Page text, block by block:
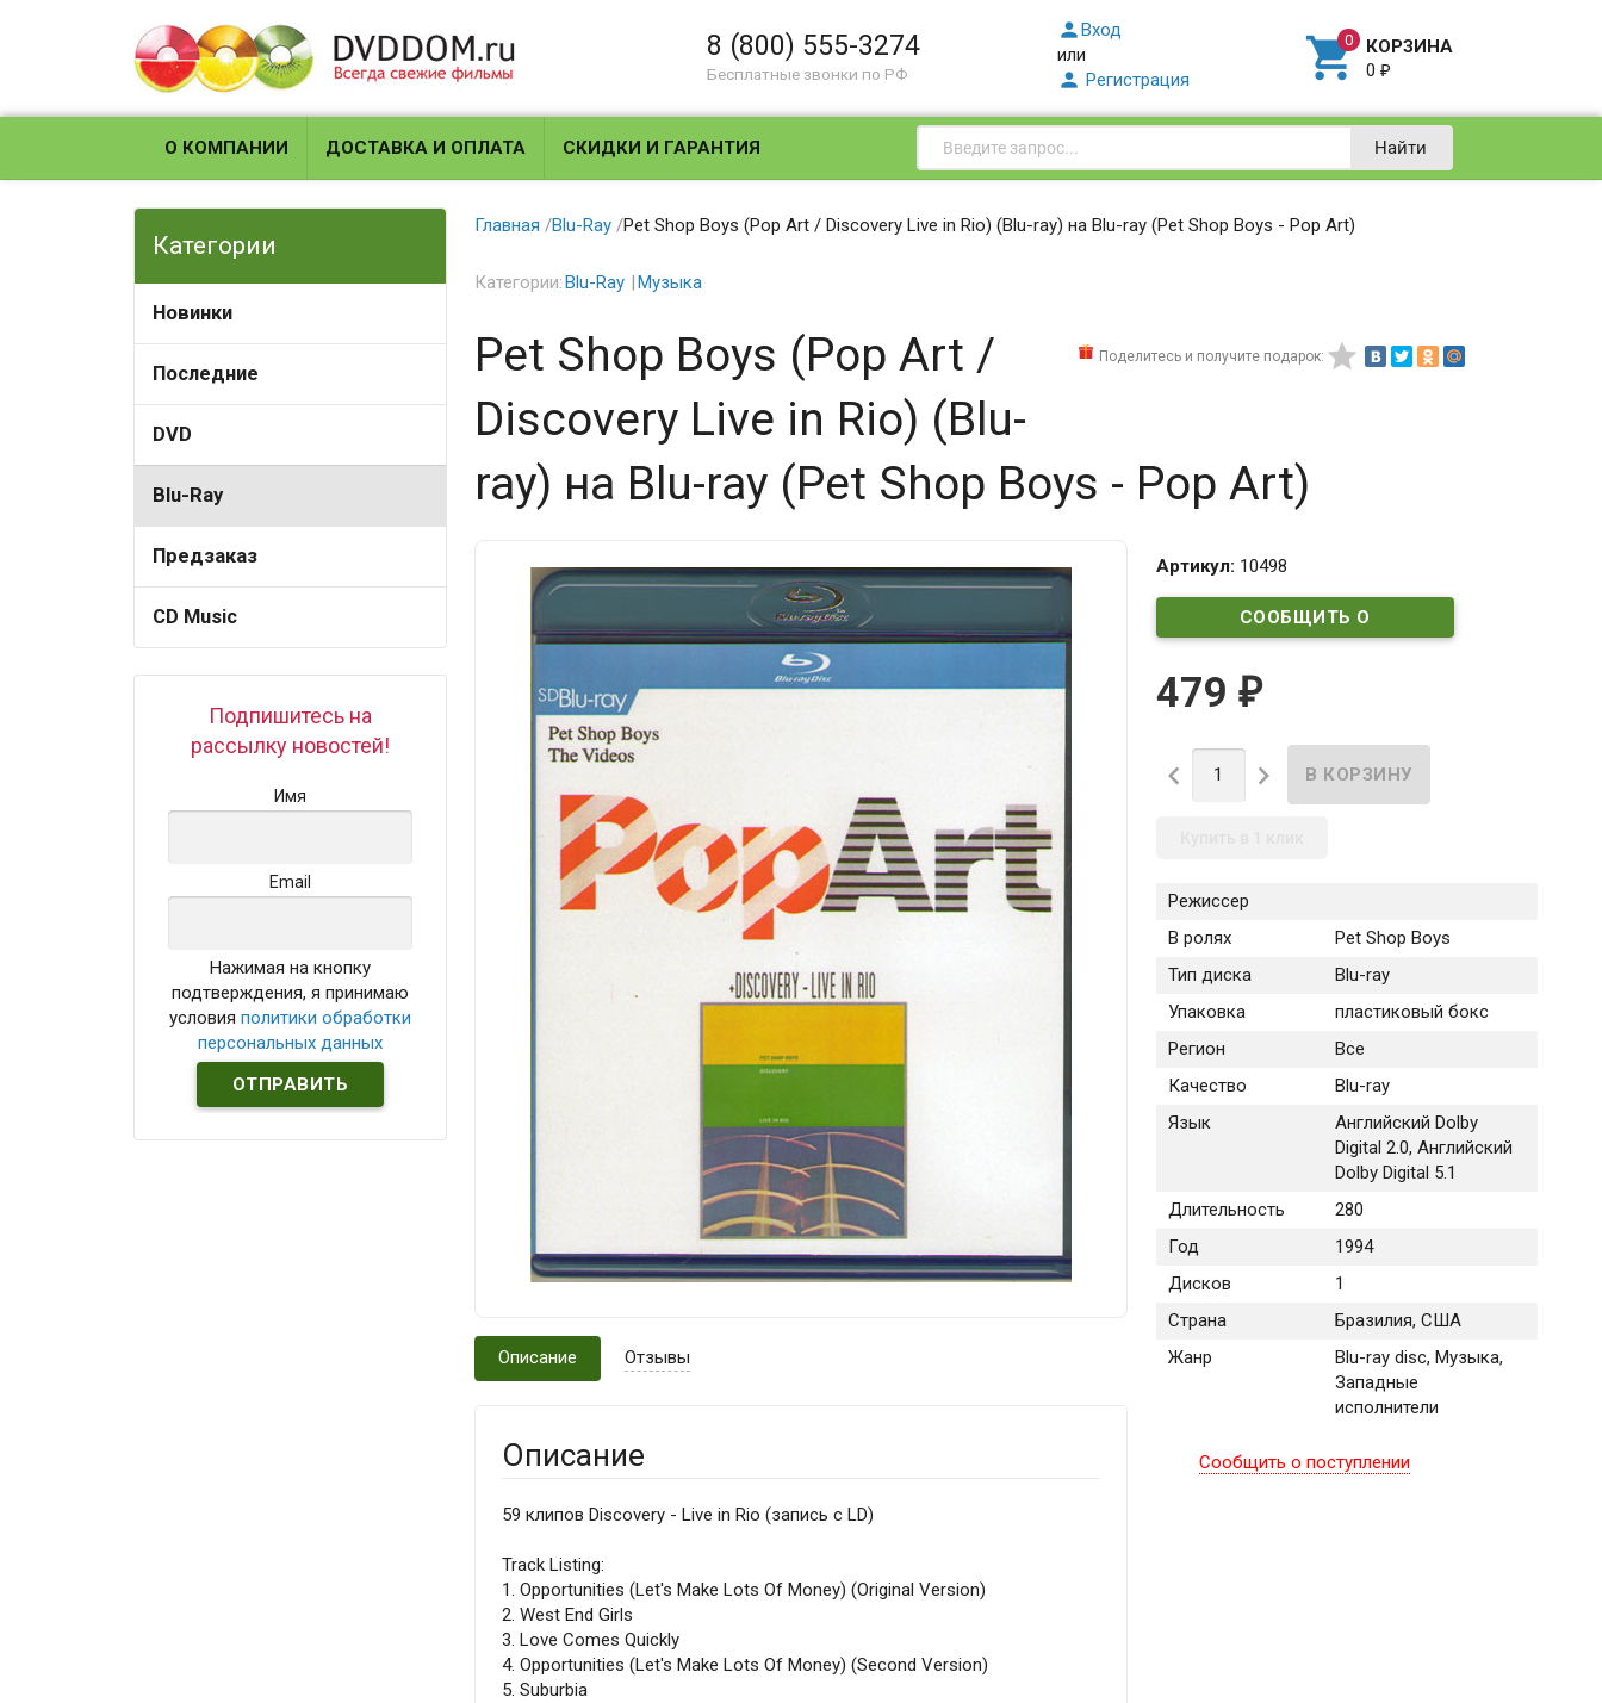
8 (800) 555-3274
Бесплатные звонки по РФ
Вход
или
 Регистрация  КОРЗИНА
0₽
О КОМПАНИИ ДОСТАВКА И ОПЛАТА СКИДКИ И ГАРАНТИЯ Найти
Категории
Новинки
Последние
DVD
Blu-Ray
Предзаказ
CD Music
Подпишитесь на
рассылку новостей!
Имя
Email
Нажимая на кнопку
подтверждения, я принимаю
условияполитики обработки
персональных данных
Главная /Blu-Ray /Pet Shop Boys (Pop Art / Discovery Live in Rio) (Blu-ray) на Blu-ray (Pet Shop Boys - Pop Art)
Категории:Blu-Ray Музыка
Поделитесь и получите подарок: 
Pet Shop Boys (Pop Art /
Discovery Live in Rio) (Blu-
ray) на Blu-ray (Pet Shop Boys - Pop Art)
Артикул: 10498
СООБЩИТЬ О
479 ₽
 
Режиссер
В ролях
Pet Shop Boys
Тип диска
Blu-ray
Упаковка
пластиковый бокс
Регион
Все
Качество
Blu-ray
Язык
Английский Dolby
Digital 2.0, Английский
Dolby Digital 5.1
Длительность
280
Год
1994
Дисков
1
Страна
Бразилия, США
Жанр
Blu-ray disc, Музыка,
Западные
исполнители
Сообщить о поступлении
Описание Отзывы
Описание
59 клипов Discovery - Live in Rio (запись с LD)
Track Listing:
1. Opportunities (Let's Make Lots Of Money) (Original Version)
2. West End Girls
3. Love Comes Quickly
4. Opportunities (Let's Make Lots Of Money) (Second Version)
5. Suburbia